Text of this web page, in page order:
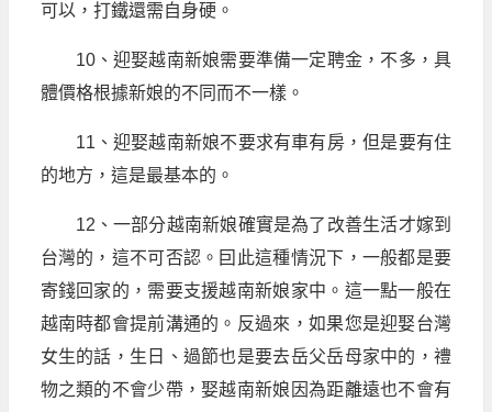
可以，打鐵還需自身硬。
10、迎娶越南新娘需要準備一定聘金，不多，具
體價格根據新娘的不同而不一樣。
11、迎娶越南新娘不要求有車有房，但是要有住
的地方，這是最基本的。
12、一部分越南新娘確實是為了改善生活才嫁到
台灣的，這不可否認。囙此這種情況下，一般都是要
寄錢回家的，需要支援越南新娘家中。這一點一般在
越南時都會提前溝通的。反過來，如果您是迎娶台灣
女生的話，生日、過節也是要去岳父岳母家中的，禮
物之類的不會少帶，娶越南新娘因為距離遠也不會有